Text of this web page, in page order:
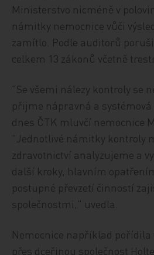
Ministerstvo nicméně v
námitky nemocnice vůči
zamítlo. Podle auditorů
celkem 13 zákonů včetně
"Se všemi nálezy kontroly se
přijme nápravná a
dnes ČTK mluvčí nemocnice
"Jednotlivé námitky kontroly
zdravotnictví analyzujeme a
další kroky, hlavním
postupné převzetí činností
společnostmi," uvedla.
Nemocnice například pořídila
přes dceřinou společnost